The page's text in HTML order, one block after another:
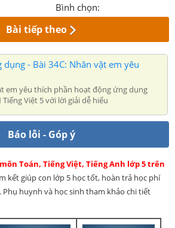
Bình chọn:
Bài tiếp theo
dụng - Bài 34C: Nhân vật em yêu
em yêu thích phần hoạt động ứng dụng
Tiếng Việt 5 với lời giải dễ hiểu
Báo lỗi - Góp ý
Toán, Tiếng Việt, Tiếng Anh lớp 5 trên
kết giúp con lớp 5 học tốt, hoàn trả học phí
Phụ huynh và học sinh tham khảo chi tiết